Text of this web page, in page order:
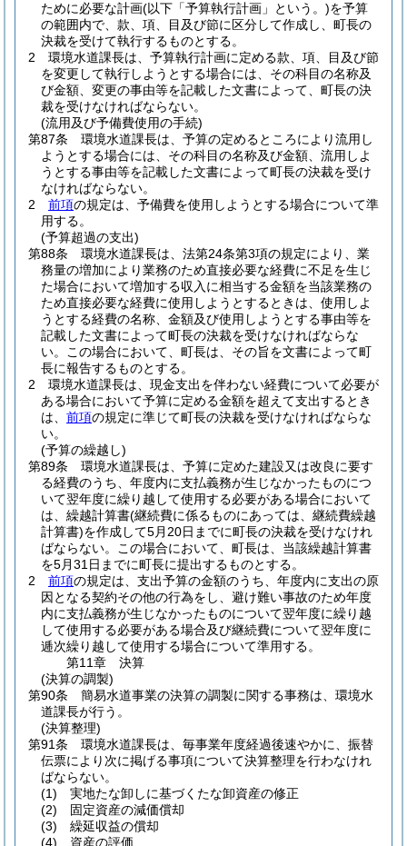
ために必要な計画(以下「予算執行計画」という。)を予算
の範囲内で、款、項、目及び節に区分して作成し、町長の
決裁を受けて執行するものとする。
2
環境水道課長は、予算執行計画に定める款、項、目及び節
を変更して執行しようとする場合には、その科目の名称及
び金額、変更の事由等を記載した文書によって、町長の決
裁を受けなければならない。
(流用及び予備費使用の手続)
第87条
環境水道課長は、予算の定めるところにより流用し
ようとする場合には、その科目の名称及び金額、流用しよ
うとする事由等を記載した文書によって町長の決裁を受け
なければならない。
2
前項の規定は、予備費を使用しようとする場合について準
用する。
(予算超過の支出)
第88条
環境水道課長は、法第24条第3項の規定により、業
務量の増加により業務のため直接必要な経費に不足を生じ
た場合において増加する収入に相当する金額を当該業務の
ため直接必要な経費に使用しようとするときは、使用しよ
うとする経費の名称、金額及び使用しようとする事由等を
記載した文書によって町長の決裁を受けなければならな
い。
この場合において、町長は、その旨を文書によって町
長に報告するものとする。
2
環境水道課長は、現金支出を伴わない経費について必要が
ある場合において予算に定める金額を超えて支出するとき
は、 前項の規定に準じて町長の決裁を受けなければならな
い。
(予算の繰越し)
第89条
環境水道課長は、予算に定めた建設又は改良に要す
る経費のうち、年度内に支払義務が生じなかったものにつ
いて翌年度に繰り越して使用する必要がある場合において
は、繰越計算書(継続費に係るものにあっては、継続費繰越
計算書)を作成して5月20日までに町長の決裁を受けなけれ
ばならない。
この場合において、町長は、当該繰越計算書
を5月31日までに町長に提出するものとする。
2
前項の規定は、支出予算の金額のうち、年度内に支出の原
因となる契約その他の行為をし、避け難い事故のため年度
内に支払義務が生じなかったものについて翌年度に繰り越
して使用する必要がある場合及び継続費について翌年度に
逓次繰り越して使用する場合について準用する。
第11章
決算
(決算の調製)
第90条
簡易水道事業の決算の調製に関する事務は、環境水
道課長が行う。
(決算整理)
第91条
環境水道課長は、毎事業年度経過後速やかに、振替
伝票により次に掲げる事項について決算整理を行わなけれ
ばならない。
(1)
実地たな卸しに基づくたな卸資産の修正
(2)
固定資産の減価償却
(3)
繰延収益の償却
(4)
資産の評価